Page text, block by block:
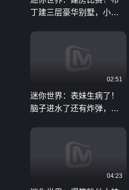
丁建三层豪华别墅，小王
02:51
迷你世界：表妹生病了！
脑子进水了还有炸弹，汉
04:23